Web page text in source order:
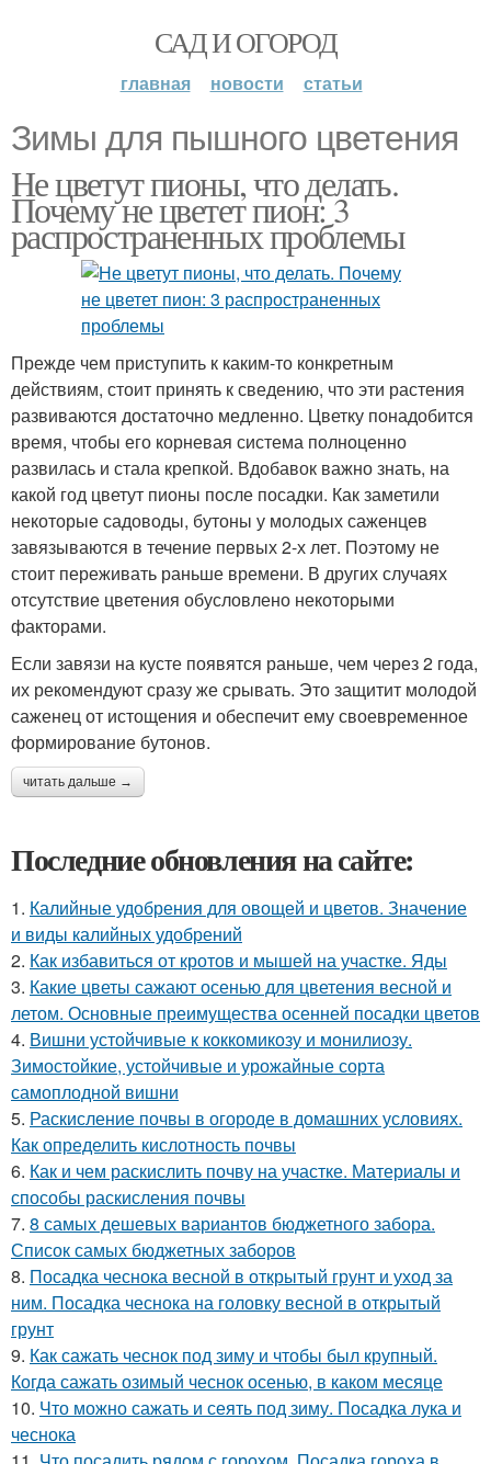
САД И ОГОРОД
главная новости статьи
Зимы для пышного цветения
Не цветут пионы, что делать.
Почему не цветет пион: 3
распространенных проблемы
Прежде чем приступить к каким-то конкретным
действиям, стоит принять к сведению, что эти растения
развиваются достаточно медленно. Цветку понадобится
время, чтобы его корневая система полноценно
развилась и стала крепкой. Вдобавок важно знать, на
какой год цветут пионы после посадки. Как заметили
некоторые садоводы, бутоны у молодых саженцев
завязываются в течение первых 2-х лет. Поэтому не
стоит переживать раньше времени. В других случаях
отсутствие цветения обусловлено некоторыми
факторами.
Если завязи на кусте появятся раньше, чем через 2 года,
их рекомендуют сразу же срывать. Это защитит молодой
саженец от истощения и обеспечит ему своевременное
формирование бутонов.
читать дальше →
Последние обновления на сайте:
1. Калийные удобрения для овощей и цветов. Значение
и виды калийных удобрений
2. Как избавиться от кротов и мышей на участке. Яды
3. Какие цветы сажают осенью для цветения весной и
летом. Основные преимущества осенней посадки цветов
4. Вишни устойчивые к коккомикозу и монилиозу.
Зимостойкие, устойчивые и урожайные сорта
самоплодной вишни
5. Раскисление почвы в огороде в домашних условиях.
Как определить кислотность почвы
6. Как и чем раскислить почву на участке. Материалы и
способы раскисления почвы
7. 8 самых дешевых вариантов бюджетного забора.
Список самых бюджетных заборов
8. Посадка чеснока весной в открытый грунт и уход за
ним. Посадка чеснока на головку весной в открытый
грунт
9. Как сажать чеснок под зиму и чтобы был крупный.
Когда сажать озимый чеснок осенью, в каком месяце
10. Что можно сажать и сеять под зиму. Посадка лука и
чеснока